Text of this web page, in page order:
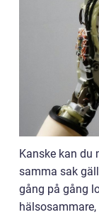
Kanske kan du
samma sak
gång på gång